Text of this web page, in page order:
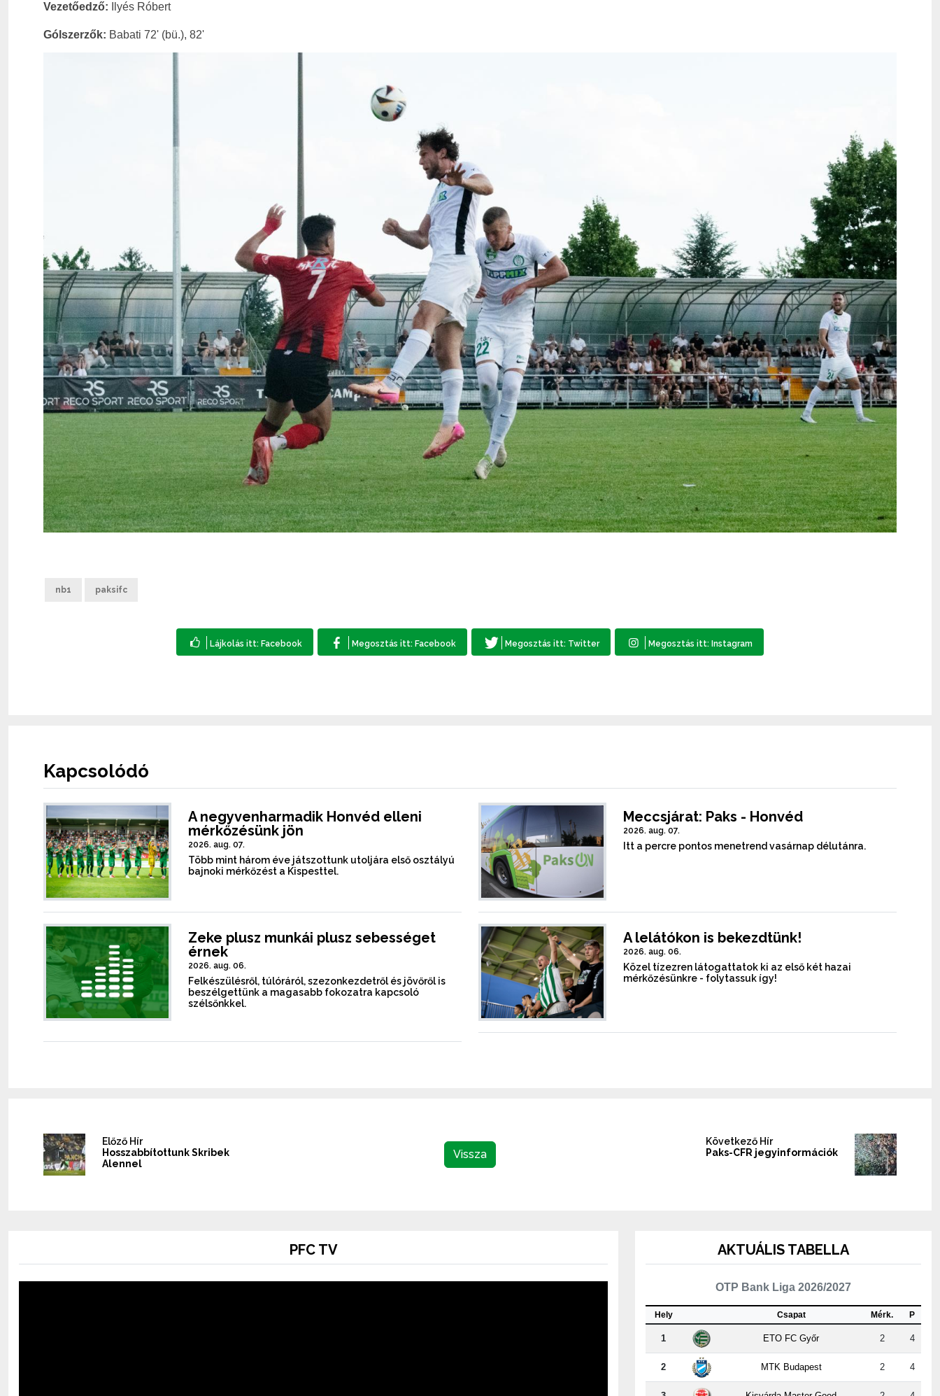
Vezetőedző: Ilyés Róbert
Gólszerzők: Babati 72' (bü.), 82'
nb1 paksifc
Kapcsolódó
A negyvenharmadik Honvéd elleni
mérkőzésünk jön
2026. aug. 07.
Több mint három éve játszottunk utoljára első osztályú
bajnoki mérkőzést a Kispesttel.
Meccsjárat: Paks - Honvéd
2026. aug. 07.
Itt a percre pontos menetrend vasárnap délutánra.
Zeke plusz munkái plusz sebességet
érnek
2026. aug. 06.
Felkészülésről, túlóráról, szezonkezdetről és jövőről is
beszélgettünk a magasabb fokozatra kapcsoló
szélsőnkkel.
A lelátókon is bekezdtünk!
2026. aug. 06.
Közel tízezren látogattatok ki az első két hazai
mérkőzésünkre - folytassuk így!
Előző Hír
Hosszabbítottunk Skribek
Alennel
Vissza
Következő Hír
Paks-CFR jegyinformációk
PFC TV AKTUÁLIS TABELLA
OTP Bank Liga 2026/2027
Hely Csapat Mérk. P
1 ETO FC Győr 2 4
2 MTK Budapest 2 4